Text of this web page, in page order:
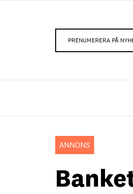
PRENUMERERA PÅ
ANNONS